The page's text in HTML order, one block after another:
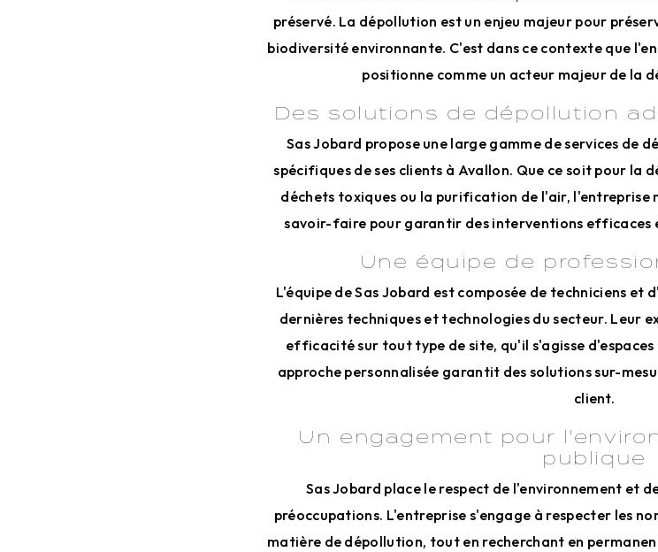
préservé. La dépollution est un enjeu majeur pour
biodiversité environnante. C'est dans ce contexte que
positionne comme un acteur majeur de la
Des solutions de dépollution
Sas Jobard propose une large gamme de services de
spécifiques de ses clients à Avallon. Que ce soit pour la
déchets toxiques ou la purification de l'air, l'entreprise
savoir-faire pour garantir des interventions efficaces
Une équipe de
L'équipe de Sas Jobard est composée de techniciens
dernières techniques et technologies du secteur. Leur
efficacité sur tout type de site, qu'il s'agisse
approche personnalisée garantit des solutions sur-
client.
Un engagement pour
publique
Sas Jobard place le respect de l'environnement et
préoccupations. L'entreprise s'engage à respecter les
matière de dépollution, tout en recherchant en